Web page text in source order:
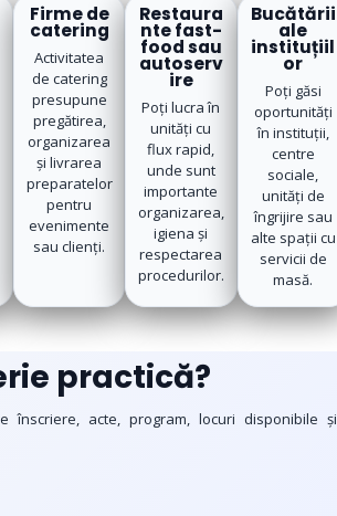
Firme de
catering
Activitatea
de catering
presupune
pregătirea,
organizarea
și livrarea
preparatelor
pentru
evenimente
sau clienți.
Restaura
nte fast-
food sau
autoserv
ire
Poți lucra în
unități cu
flux rapid,
unde sunt
importante
organizarea,
igiena și
respectarea
procedurilor.
Bucătării
ale
instituțiil
or
Poți găsi
oportunități
în instituții,
centre
sociale,
unități de
îngrijire sau
alte spații cu
servicii de
masă.
practică?
acte, program, locuri disponibile și